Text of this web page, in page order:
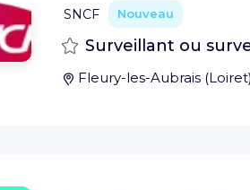
SNCF Nouveau
Sauvegarder
Surveillant ou
Fleury-les-Aubrais(Loiret)